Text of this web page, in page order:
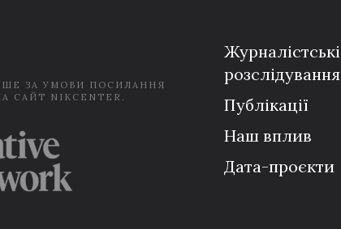
ЗА УМОВИ ПОСИЛАННЯ
NIKCENTER.
Журналістські
розслідування
Публікації
Наш вплив
Дата-проєкти